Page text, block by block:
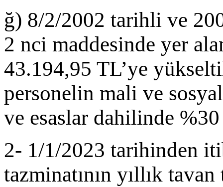
ğ) 8/2/2002 tarihli ve
2 nci maddesinde yer
43.194,95 TL’ye
personelin mali ve
ve esaslar dahilinde %30
2- 1/1/2023 tarihinden
tazminatının yıllık